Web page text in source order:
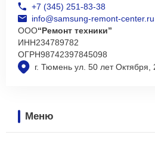
г. Тюмень ул. 50 лет Октября,
+7 (345) 251-83-38
info@samsung-remont-center.ru
ООО“Ремонт техники”
ИНН234789782
ОГРН98742397845098
Меню